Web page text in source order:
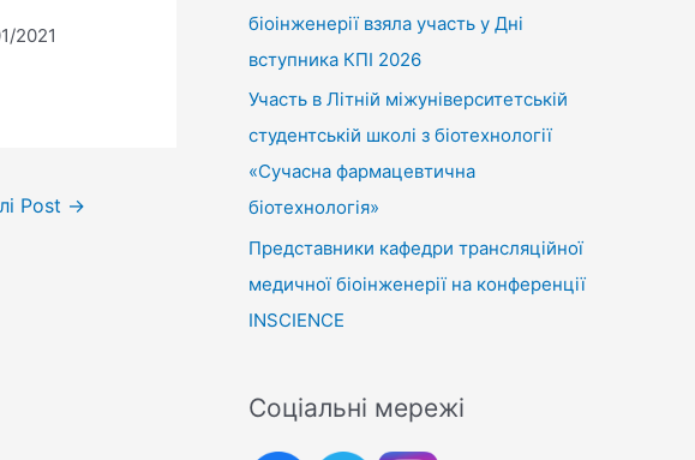
2021
Post →
біоінженерії взяла участь у Дні
вступника КПІ 2026
Участь в Літній міжуніверситетській
студентській школі з біотехнології
«Сучасна фармацевтична
біотехнологія»
Представники кафедри трансляційної
медичної біоінженерії на конференції
INSCIENCE
Соціальні мережі